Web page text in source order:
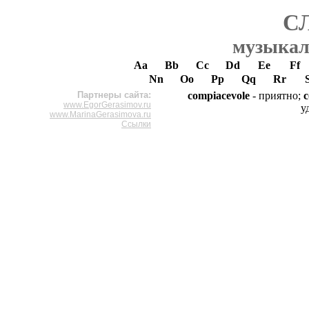
Aa Bb Cc Dd Ee
Ff
Nn
Oo Pp Qq Rr
Партнеры сайта:
www.EgorGerasimov.ru
www.MarinaGerasimova.ru
Ссылки
compiacevole- приятно;